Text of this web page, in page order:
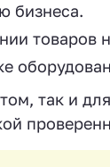
бизнеса.
товаров
так и